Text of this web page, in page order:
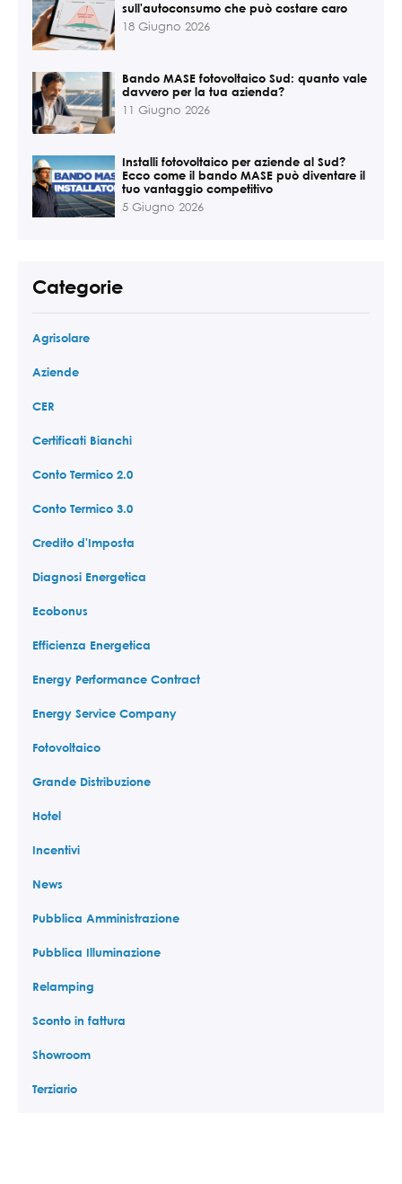
sull'autoconsumo che può costare caro
18 Giugno 2026
Bando MASE fotovoltaico Sud: quanto vale
davvero per la tua azienda?
11 Giugno 2026
Installi fotovoltaico per aziende al Sud?
Ecco come il bando MASE può diventare il
tuo vantaggio competitivo
5 Giugno 2026
Categorie
Agrisolare
Aziende
CER
Certificati Bianchi
Conto Termico 2.0
Conto Termico 3.0
Credito d'Imposta
Diagnosi Energetica
Ecobonus
Efficienza Energetica
Energy Performance Contract
Energy Service Company
Fotovoltaico
Grande Distribuzione
Hotel
Incentivi
News
Pubblica Amministrazione
Pubblica Illuminazione
Relamping
Sconto in fattura
Showroom
Terziario